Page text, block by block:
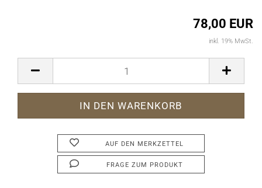
78,00 EUR
inkl. 19% MwSt.
AUF DEN MERKZETTEL
FRAGE ZUM PRODUKT